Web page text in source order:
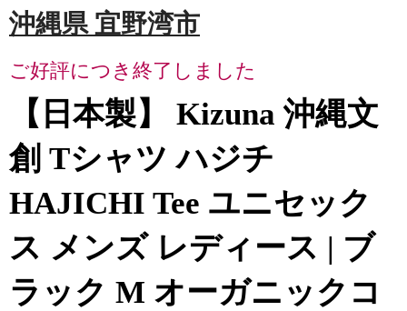
沖縄県 宜野湾市
ご好評につき終了しました
【日本製】 Kizuna 沖縄文
創 Tシャツ ハジチ
HAJICHI Tee ユニセック
ス メンズ レディース | ブ
ラック M オーガニックコ